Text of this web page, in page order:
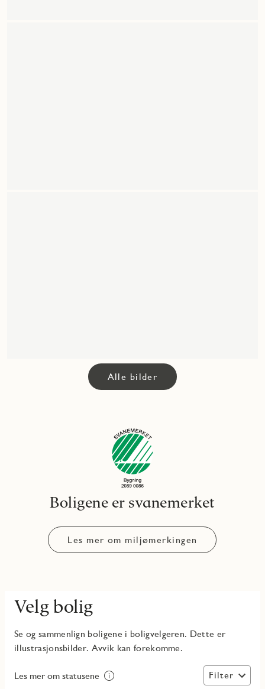
Alle bilder
Boligene er svanemerket
Les mer om miljømerkingen
Velg bolig
Se og sammenlign boligene i boligvelgeren. Dette er
illustrasjonsbilder. Avvik kan forekomme.
Les mer om statusene Filter